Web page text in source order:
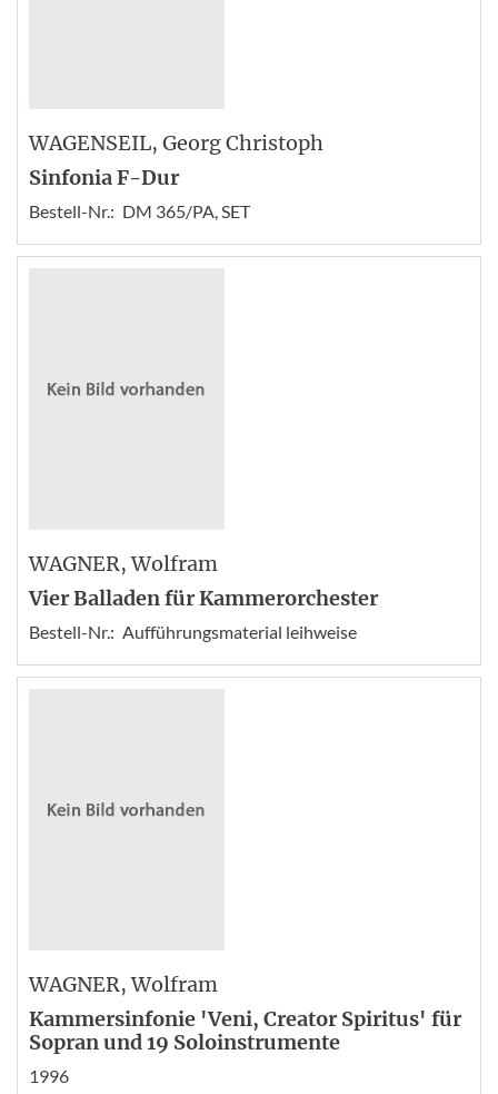
WAGENSEIL, Georg Christoph
Sinfonia F-Dur
Bestell-Nr.: DM 365/PA, SET
WAGNER, Wolfram
Vier Balladen für Kammerorchester
Bestell-Nr.: Aufführungsmaterial leihweise
WAGNER, Wolfram
Kammersinfonie 'Veni, Creator Spiritus' für
Sopran und 19 Soloinstrumente
1996